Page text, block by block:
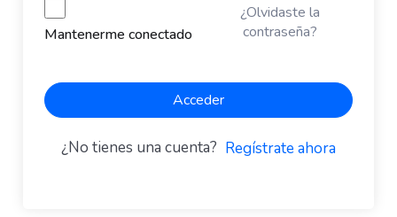
Mantenerme conectado
¿Olvidaste la
contraseña?
Acceder
¿No tienes una cuenta? Regístrate ahora